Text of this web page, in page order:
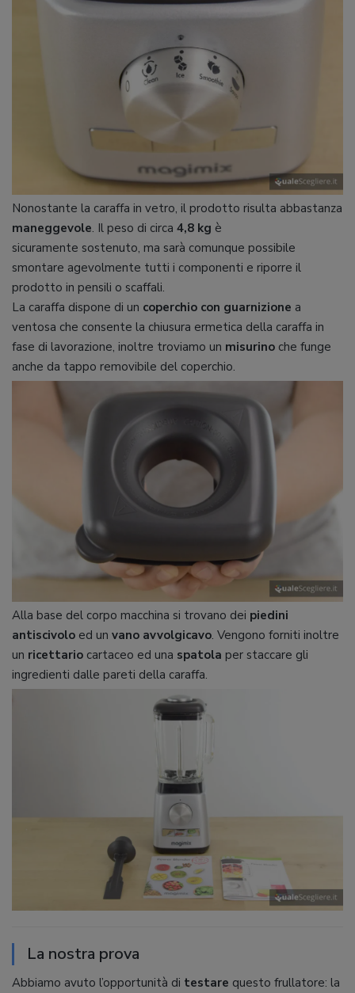
Nonostante la caraffa in vetro, il prodotto risulta abbastanza
maneggevole. Il peso di circa 4,8 kg è
sicuramente sostenuto, ma sarà comunque possibile
smontare agevolmente tutti i componenti e riporre il
prodotto in pensili o scaffali.
La caraffa dispone di un coperchio con guarnizione a
ventosa che consente la chiusura ermetica della caraffa in
fase di lavorazione, inoltre troviamo un misurino che funge
anche da tappo removibile del coperchio.
Alla base del corpo macchina si trovano dei piedini
antiscivolo ed un vano avvolgicavo. Vengono forniti inoltre
un ricettario cartaceo ed una spatola per staccare gli
ingredienti dalle pareti della caraffa.
La nostra prova
Abbiamo avuto l’opportunità di testare questo frullatore: la